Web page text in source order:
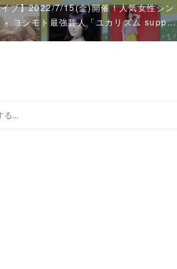
イブ】2022/7/15(金)開催！人気女性シン
× ヨシモト最強芸人「ユカリズム supp…